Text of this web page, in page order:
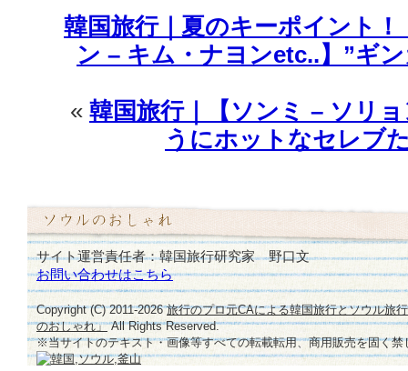
韓国旅行｜夏のキーポイント
ン – キム・ナヨンetc..】”ギ
« 韓国旅行｜【ソンミ – ソリ
うにホットなセレブ
サイト運営責任者：韓国旅行研究家 野口文
お問い合わせはこちら
Copyright (C) 2011-2026旅行のプロ元CAによる韓国旅行とソウル旅
のおしゃれ」All Rights Reserved.
※当サイトのテキスト・画像等すべての転載転用、商用販売を固く禁